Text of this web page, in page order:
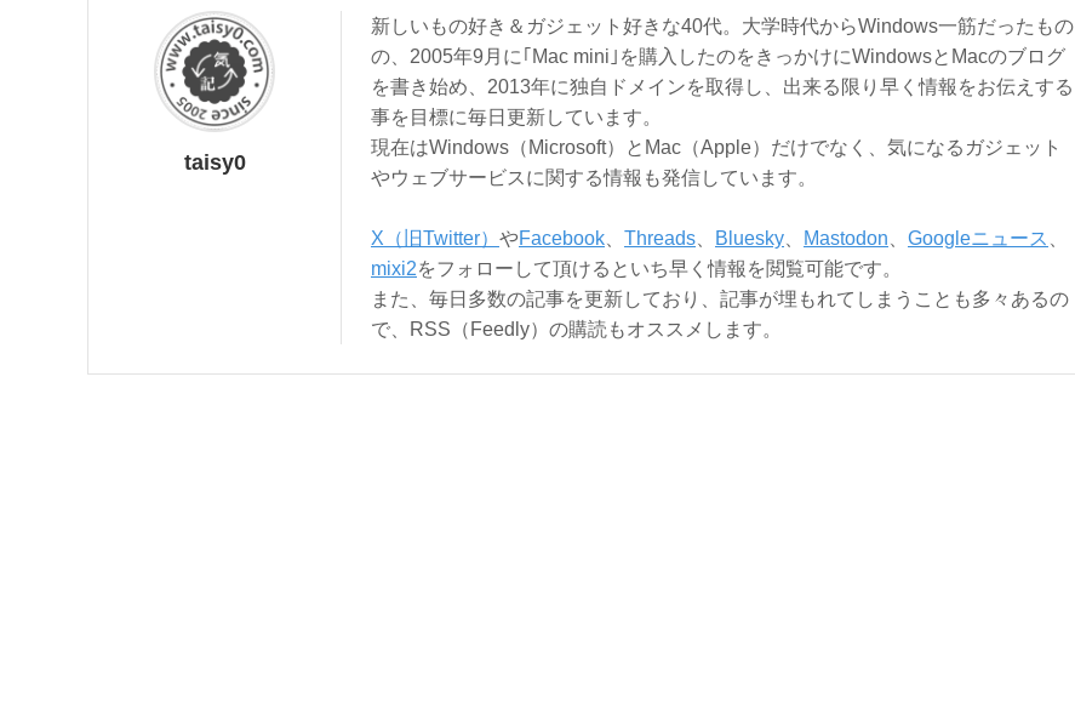
taisy0
新しいもの好き＆ガジェット好きな40代。大学時代からWindows一筋だったもの
の、2005年9月に｢Mac mini｣を購入したのをきっかけにWindowsとMacのブログ
を書き始め、2013年に独自ドメインを取得し、出来る限り早く情報をお伝えする
事を目標に毎日更新しています。
現在はWindows（Microsoft）とMac（Apple）だけでなく、気になるガジェット
やウェブサービスに関する情報も発信しています。
X（旧Twitter） やFacebook Threads Bluesky Mastodon Googleニュース
mixi2をフォローして頂けるといち早く情報を閲覧可能です。
また、毎日多数の記事を更新しており、記事が埋もれてしまうことも多々あるの
で、RSS（Feedly）の購読もオススメします。